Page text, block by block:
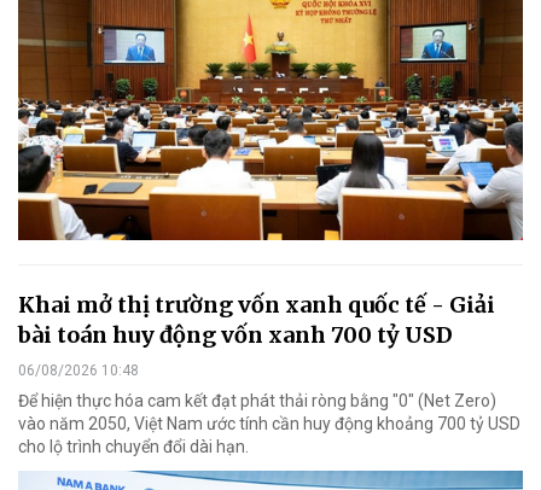
Khai mở thị trường vốn xanh quốc tế - Giải
bài toán huy động vốn xanh 700 tỷ USD
06/08/2026 10:48
Để hiện thực hóa cam kết đạt phát thải ròng bằng "0" (Net Zero)
vào năm 2050, Việt Nam ước tính cần huy động khoảng 700 tỷ USD
cho lộ trình chuyển đổi dài hạn.